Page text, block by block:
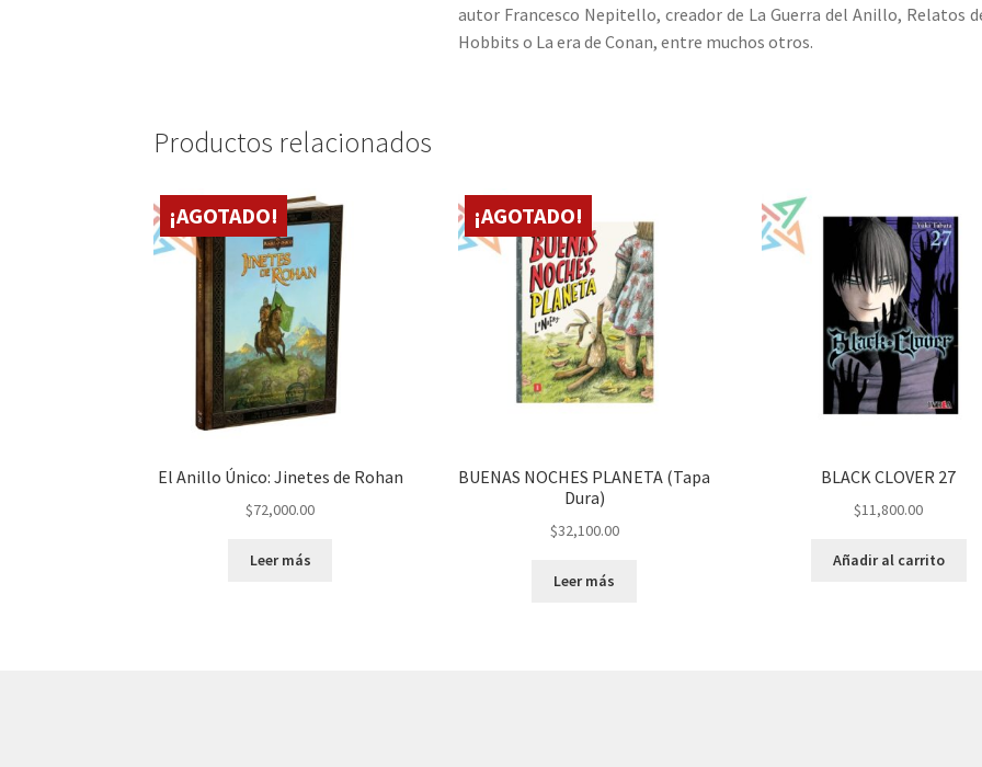
autor Francesco Nepitello, creador de La Guerra del Anillo, Relatos
Hobbits o La era de Conan, entre muchos otros.
Productos relacionados
¡AGOTADO!
El Anillo Único: Jinetes de Rohan
$72,000.00
Leer más
¡AGOTADO!
BUENAS NOCHES PLANETA (Tapa
Dura)
$32,100.00
Leer más
BLACK CLOVER 27
$11,800.00
Añadir al carrito